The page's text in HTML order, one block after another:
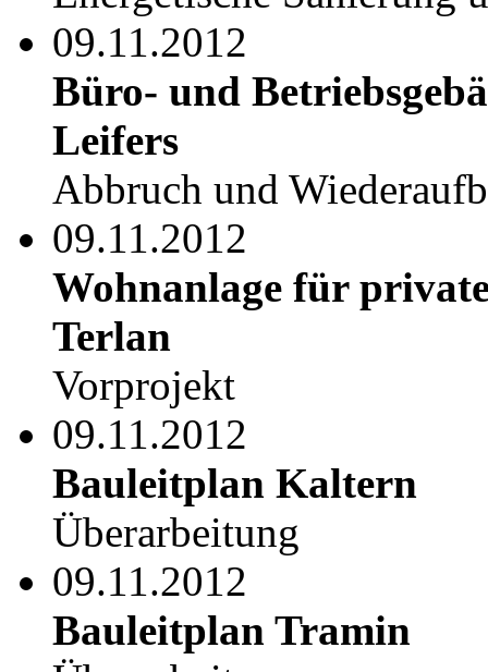
09.11.2012
Büro- und
Leifers
Abbruch und
09.11.2012
Wohnanlage für
Terlan
Vorprojekt
09.11.2012
Bauleitplan Kaltern
Überarbeitung
09.11.2012
Bauleitplan Tramin